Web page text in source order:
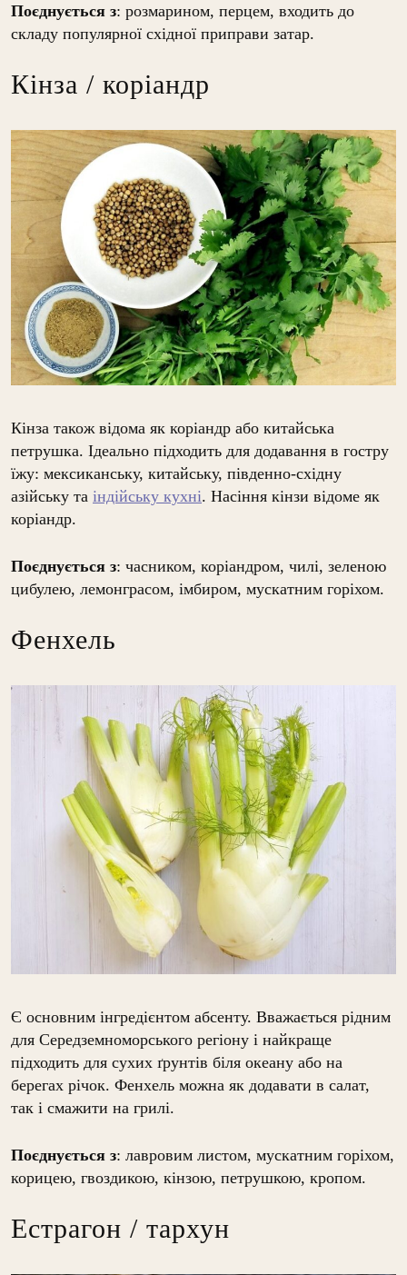
Поєднується з: розмарином, перцем, входить до
складу популярної східної приправи затар.
Кінза / коріандр
Кінза також відома як коріандр або китайська
петрушка. Ідеально підходить для додавання в гостру
їжу: мексиканську, китайську, південно-східну
азійську та індійську кухні. Насіння кінзи відоме як
коріандр.
Поєднується з: часником, коріандром, чилі, зеленою
цибулею, лемонграсом, імбиром, мускатним горіхом.
Фенхель
Є основним інгредієнтом абсенту. Вважається рідним
для Середземноморського регіону і найкраще
підходить для сухих ґрунтів біля океану або на
берегах річок. Фенхель можна як додавати в салат,
так і смажити на грилі.
Поєднується з: лавровим листом, мускатним горіхом,
корицею, гвоздикою, кінзою, петрушкою, кропом.
Естрагон / тархун